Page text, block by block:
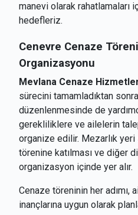
manevi olarak rahatlamaları
hedefleriz.
Cenevre Cenaze
Organizasyonu
Mevlana Cenaze
sürecini tamamladıktan
düzenlenmesinde de
gerekliliklere ve ailelerin
organize edilir. Mezarlık
törenine katılması ve diğer
organizasyon içinde yer alır.
Cenaze töreninin her adımı,
inançlarına uygun olarak